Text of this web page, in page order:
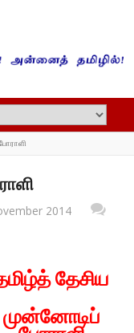
2014
தேசிய
முன்னோடிப்